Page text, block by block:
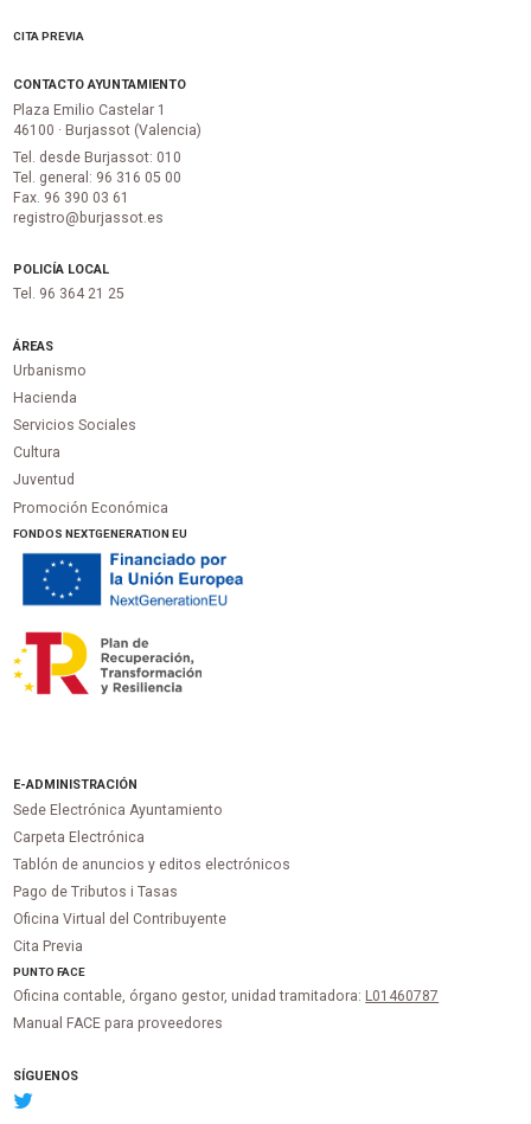
CITA PREVIA
CONTACTO AYUNTAMIENTO
Plaza Emilio Castelar 1
46100 · Burjassot (Valencia)
Tel. desde Burjassot: 010
Tel. general: 96 316 05 00
Fax. 96 390 03 61
registro@burjassot.es
POLICÍA LOCAL
Tel. 96 364 21 25
ÁREAS
Urbanismo
Hacienda
Servicios Sociales
Cultura
Juventud
Promoción Económica
FONDOS NEXTGENERATION EU
E-ADMINISTRACIÓN
Sede Electrónica Ayuntamiento
Carpeta Electrónica
Tablón de anuncios y editos electrónicos
Pago de Tributos i Tasas
Oficina Virtual del Contribuyente
Cita Previa
PUNTOFACE
Oficina contable, órgano gestor, unidad tramitadora: L01460787
Manual FACE para proveedores
SÍGUENOS